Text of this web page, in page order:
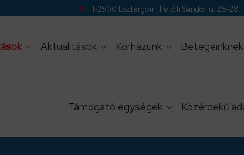
H-2500 Esztergom, Petőfi Sándor u. 26-28
Aktualitások Kórházunk Betegeinknek
Támogató egységek Közérdekű